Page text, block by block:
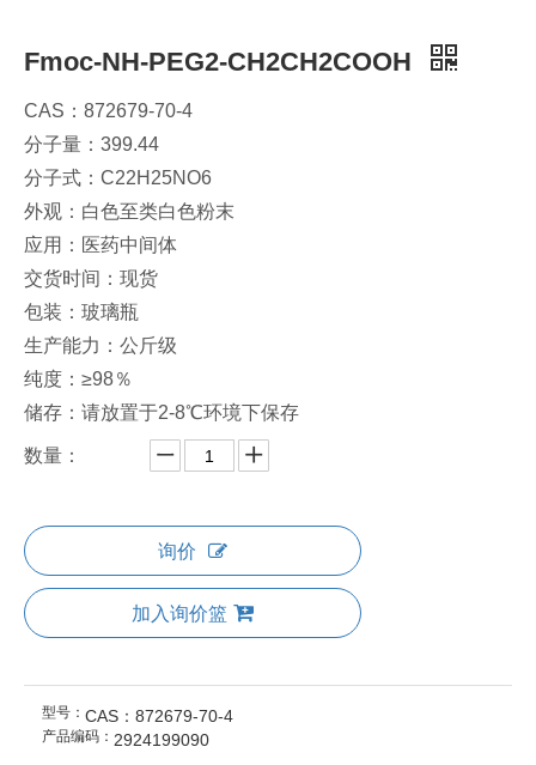
Fmoc-NH-PEG2-CH2CH2COOH
CAS：872679-70-4
分子量：399.44
分子式：C22H25NO6
外观：白色至类白色粉末
应用：医药中间体
交货时间：现货
包装：玻璃瓶
生产能力：公斤级
纯度：≥98％
储存：请放置于2-8℃环境下保存
数量：
询价
加入询价篮
型号： CAS：872679-70-4
产品编码： 2924199090